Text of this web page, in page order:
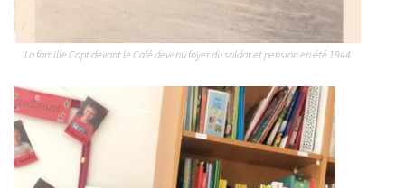
La famille Capt devant le Café devenu foyer du soldat et pension en été 1944